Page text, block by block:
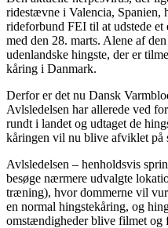
ridestævne i Valencia, Spanien,
rideforbund FEI til at udstede
med den 28. marts. Alene af
udenlandske hingste, der er
kåring i Danmark.
Derfor er det nu Dansk
Avlsledelsen har allerede ved
rundt i landet og udtaget de
kåringen vil nu blive afviklet på
Avlsledelsen – henholdsvis
besøge nærmere udvalgte
træning), hvor dommerne vil
en normal hingstekåring, og
omstændigheder blive filmet og